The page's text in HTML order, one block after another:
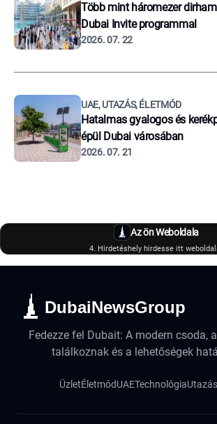
Több mint háromezer
Dubai Invite programmal
2026. 07. 22
UAE, UTAZÁS, ÉLETMÓD
Hatalmas gyalogos és
épül Dubai városában
2026. 07. 21
Az ön Weboldala
4. Hirdetéshely hirdesse itt
DubaiNewsGroup
Fedezze fel Dubait: A modern csoda,
találkoznak és a lehetőségek
ÜzletÉletmódUAETechnológiaUtazás